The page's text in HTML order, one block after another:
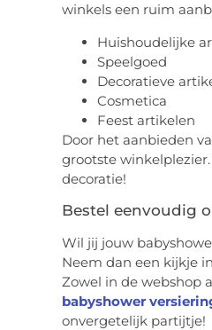
winkels een ruim
Huishoudelijke
Speelgoed
Decoratieve
Cosmetica
Feest artikelen
Door het aanbieden
grootste
decoratie!
Bestel eenvoudig
Wil jij jouw
Neem dan een kijkje
Zowel in de webshop
babyshower
onvergetelijk partijtje!